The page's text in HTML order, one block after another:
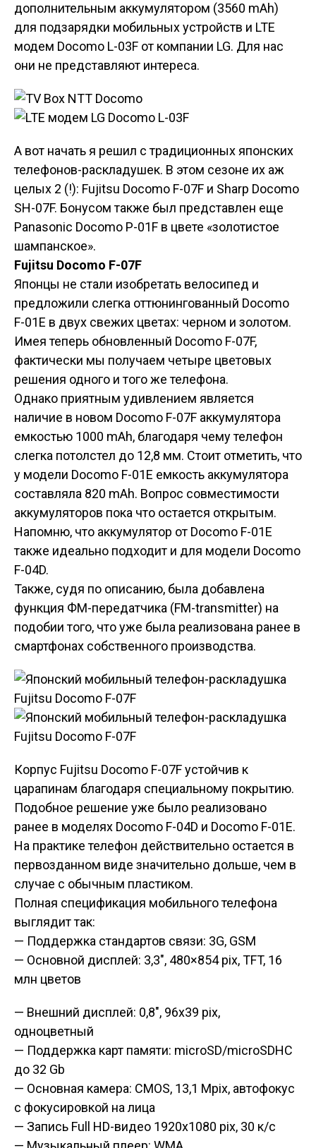
дополнительным аккумулятором (3560 mAh)
для подзарядки мобильных устройств и LTE
модем Docomo L-03F от компании LG. Для нас
они не представляют интереса.
А вот начать я решил с традиционных японских
телефонов-раскладушек. В этом сезоне их аж
целых 2 (!): Fujitsu Docomo F-07F и Sharp Docomo
SH-07F. Бонусом также был представлен еще
Panasonic Docomo P-01F в цвете «золотистое
шампанское».
Fujitsu Docomo F-07F
Японцы не стали изобретать велосипед и
предложили слегка оттюнингованный Docomo
F-01E в двух свежих цветах: черном и золотом.
Имея теперь обновленный Docomo F-07F,
фактически мы получаем четыре цветовых
решения одного и того же телефона.
Однако приятным удивлением является
наличие в новом Docomo F-07F аккумулятора
емкостью 1000 mAh, благодаря чему телефон
слегка потолстел до 12,8 мм. Стоит отметить, что
у модели Docomo F-01E емкость аккумулятора
составляла 820 mAh. Вопрос совместимости
аккумуляторов пока что остается открытым.
Напомню, что аккумулятор от Docomo F-01E
также идеально подходит и для модели Docomo
F-04D.
Также, судя по описанию, была добавлена
функция ФМ-передатчика (FM-transmitter) на
подобии того, что уже была реализована ранее в
смартфонах собственного производства.
Корпус Fujitsu Docomo F-07F устойчив к
царапинам благодаря специальному покрытию.
Подобное решение уже было реализовано
ранее в моделях Docomo F-04D и Docomo F-01E.
На практике телефон действительно остается в
первозданном виде значительно дольше, чем в
случае с обычным пластиком.
Полная спецификация мобильного телефона
выглядит так:
— Поддержка стандартов связи: 3G, GSM
— Основной дисплей: 3,3″, 480×854 pix, TFT, 16
млн цветов
— Внешний дисплей: 0,8″, 96х39 pix,
одноцветный
— Поддержка карт памяти: microSD/microSDHC
до 32 Gb
— Основная камера: CMOS, 13,1 Mpix, автофокус
с фокусировкой на лица
— Запись Full HD-видео 1920х1080 pix, 30 к/с